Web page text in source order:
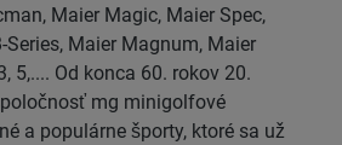
Maier Magic, Maier Spec,
Series, Maier Magnum, Maier
5,.... Od konca 60. rokov 20.
mg minigolfové
a populárne športy, ktoré sa už